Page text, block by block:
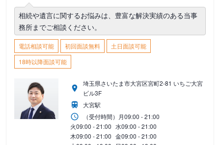
相続や遺言に関するお悩みは、豊富な解決実績のある当事
務所までご相談ください。
電話相談可能 初回面談無料
土日面談可能
18時以降面談可能
埼玉県さいたま市大宮区宮町2-81 いちご大宮
ビル3F
大宮駅
（受付時間） 月09:00 - 21:00
火09:00 - 21:00 水09:00 - 21:00
木09:00 - 21:00 金09:00 - 21:00